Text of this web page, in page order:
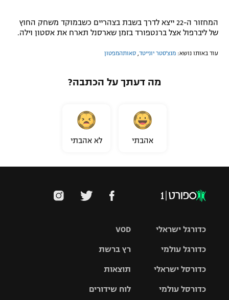
המחזור ה-22 ייצא לדרך בשבת בצהריים כשבמוקד משחק החוץ
של ליברפול אצל ברנטפורד בזמן שארסנל תארח את אסטון וילה.
עוד באותו נושא: מנצ'סטר יונייטד סאותהמפטון
מה דעתך על הכתבה?
אהבתי לא אהבתי
VOD
רץ ברשת
תוצאות
לוח שידורים
כדורגל ישראלי
כדורגל עולמי
האלופות
כדורסל ישראלי
כדורסל עולמי